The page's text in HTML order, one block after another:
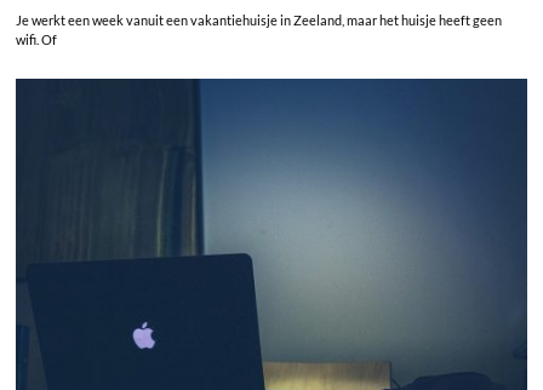
Je werkt een week vanuit een vakantiehuisje in Zeeland, maar het huisje heeft geen
wifi. Of